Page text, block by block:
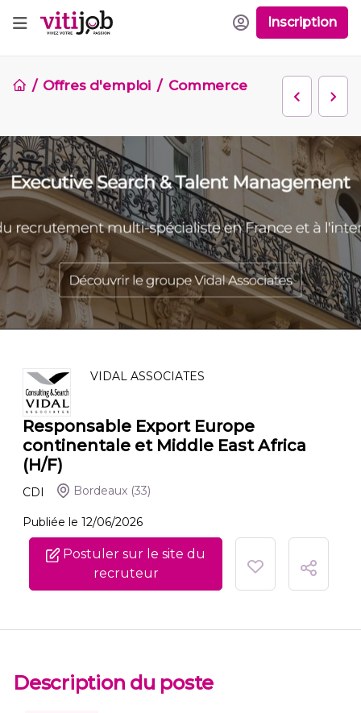
Inscription
Offres d'emploi Commerce
VIDAL ASSOCIATES
Responsable Export Europe
continentale et Middle East Africa
(H/F)
CDI Bordeaux (33)
Publiée le 12/06/2026
Postuler sur le site du
recruteur
Description du poste